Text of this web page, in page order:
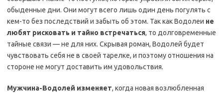
обыденные дни. Они могут всего лишь один день погулять с
кем-то без последствий и забыть об этом. Так как Водолеи не
любят рисковать и тайно встречаться, то долговременные
тайные связи — не для них. Скрывая роман, Водолей будет
чувствовать себя не в своей тарелке, и поэтому отношения на
стороне не могут доставить им удовольствия.
Мужчина-Водолей изменяет, когда новая возлюбленная